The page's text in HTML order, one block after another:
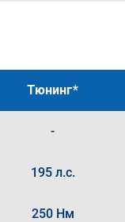
Тюнинг*
-
195 л.с.
250 Нм